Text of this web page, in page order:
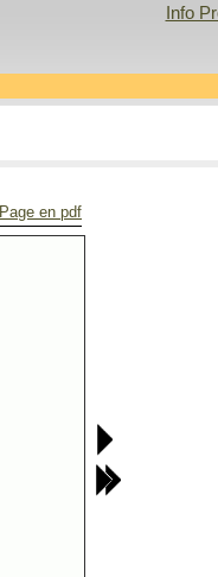
Info
Page en pdf